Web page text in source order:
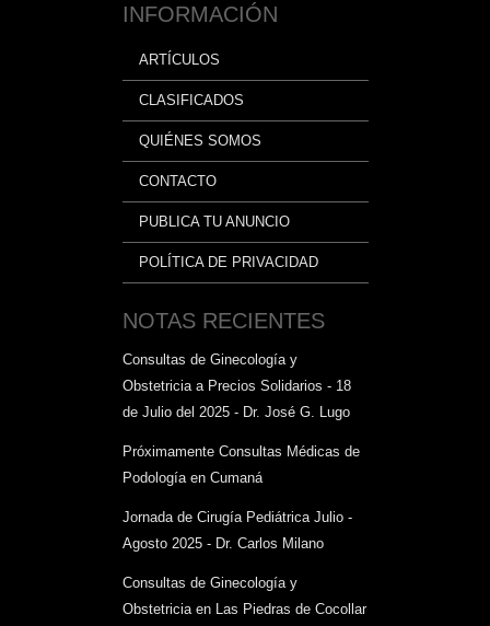
INFORMACIÓN
ARTÍCULOS
CLASIFICADOS
QUIÉNES SOMOS
CONTACTO
PUBLICA TU ANUNCIO
POLÍTICA DE PRIVACIDAD
NOTAS RECIENTES
Consultas de Ginecología y
Obstetricia a Precios Solidarios - 18
de Julio del 2025 - Dr. José G. Lugo
Próximamente Consultas Médicas de
Podología en Cumaná
Jornada de Cirugía Pediátrica Julio -
Agosto 2025 - Dr. Carlos Milano
Consultas de Ginecología y
Obstetricia en Las Piedras de Cocollar